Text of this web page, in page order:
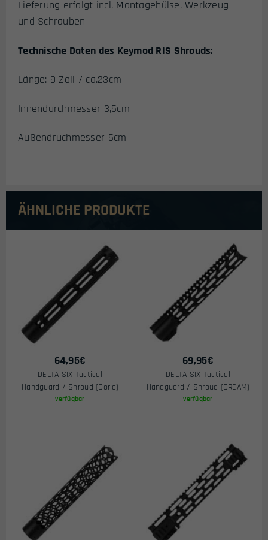
Lieferung erfolgt incl. Montagehülse, Werkzeug
und Schrauben
Technische Daten des Keymod RIS Shrouds:
Länge: 9 Zoll / ca.23cm
Innendurchmesser 3,5cm
Außendruchmesser 5cm
ÄHNLICHE PRODUKTE
64,95€
DELTA SIX Tactical
Handguard / Shroud (Doric)
verfügbar
69,95€
DELTA SIX Tactical
Handguard / Shroud (DREAM)
verfügbar